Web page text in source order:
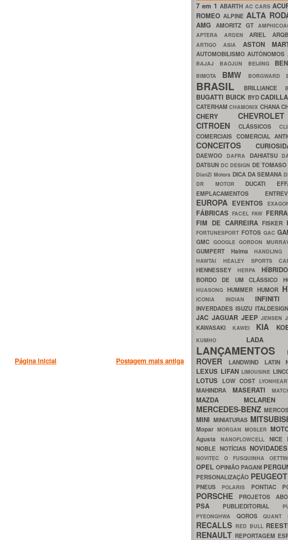
Postagem mais antiga
Página inicial
7 em 1ABARTH AC CARS
ROMEOALPINEALTA
AMG AMORITZ GT
APTERA ARDEN ARIEL
ARTIGO ASIA ASTON
AUTOMOBILISMOAUTÔNOMOS
BAJAJ BAOJUN BEIJING
BIMOTA BMW BORGWARD
BRASIL BRILLIANCE
BUGATTI BUICK BYD
CATERHAMCHAMONIX CHANA
CHERY
CITROEN CLÁSSICOS
COMERCIAIS COMERCIAL
CONCEITOS
DAEWOO DAFRA DAHIATSU
DATSUN DC DESIGN DE TOMASO
DianZi Motors DICA DA SEMANA
DR MOTOR DUCATI
EMPLACAMENTOS
EUROPA EVENTOS
FÁBRICASFACELFAW
FIM DE CARREIRA FISKER
FORTUNESPORT FOTOS GAC
GMC GOOGLEGORDON
GUMPERT Haima
HAWTAI HEALEY SPORTS
HENNESSEY HERPA
BORDO DE UM CLÁSSICO
HUASONGHUMMER HUMOR
ICONIA INDIAN
INVERDADESISUZU
JAC JAGUAR JEEPJENSEN
KAWASAKI KAWEI KIA
KUMHO
LANÇAMENTOS
ROVER
LANDWIND LATIN
LEXUS LIFAN LIMOUSINE
LOTUS LOW COST
MAHINDRA MASERATI
MAZDA
MERCEDES-BENZ
MINI MINIATURAS
Mopar MORGAN MOSLER
Agusta NANOFLOWCELL NICE
NOBLE NOTÍCIAS
NOVITEC O FUSQUINHA
OPEL OPINIÃO PAGANI
PERSONALIZAÇÃO PEUGEOT
PNEUS
POLARIS PONTIAC
PORSCHE PROJETOS
PSA PUBLIEDITORIAL
PYEONGHWA QOROS QUANT
RECALLS RED BULL
RENAULT REPORTAGEM